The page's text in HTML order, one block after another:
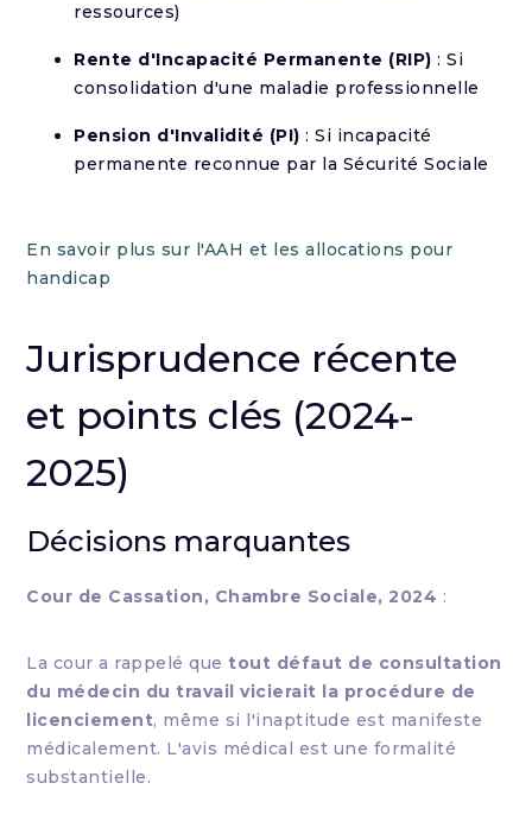
ressources)
Rente d'Incapacité Permanente (RIP) : Si
consolidation d'une maladie professionnelle
Pension d'Invalidité (PI) : Si incapacité
permanente reconnue par la Sécurité Sociale
En savoir plus sur l'AAH et les allocations pour
handicap
Jurisprudence récente
et points clés (2024-
2025)
Décisions marquantes
Cour de Cassation, Chambre Sociale, 2024 :
La cour a rappelé que tout défaut de consultation
du médecin du travail vicierait la procédure de
licenciement, même si l'inaptitude est manifeste
médicalement. L'avis médical est une formalité
substantielle.